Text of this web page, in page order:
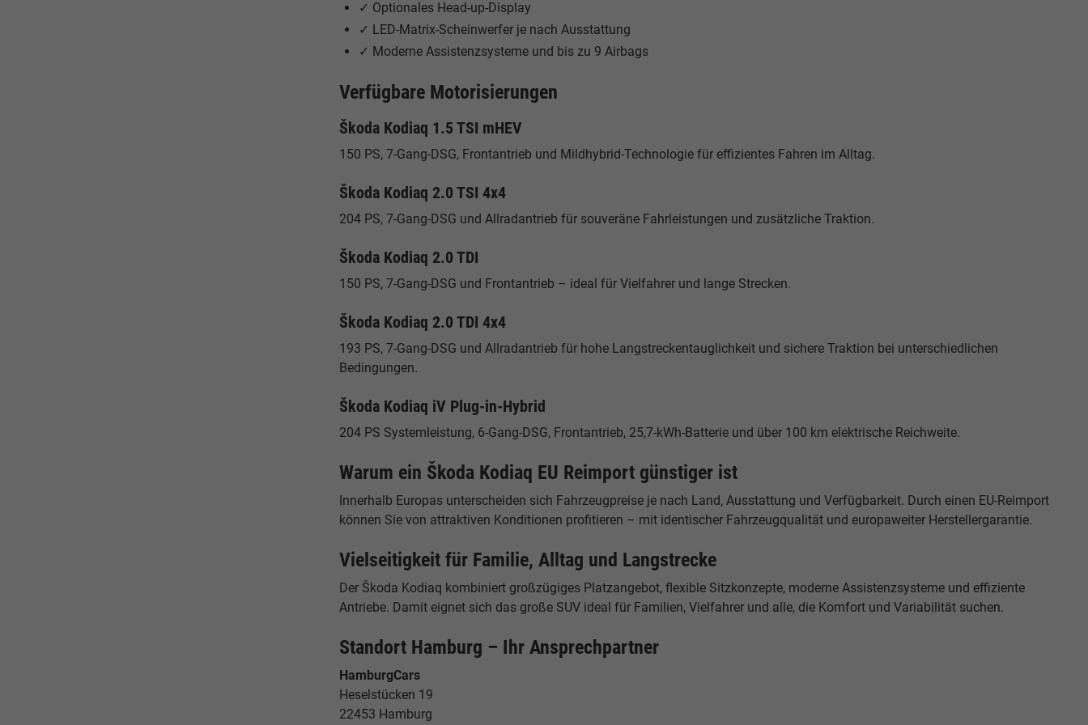
✓ Optionales Head-up-Display
✓ LED-Matrix-Scheinwerfer je nach Ausstattung
✓ Moderne Assistenzsysteme und bis zu 9 Airbags
Verfügbare Motorisierungen
Škoda Kodiaq 1.5 TSI mHEV
150 PS, 7-Gang-DSG, Frontantrieb und Mildhybrid-Technologie für effizientes Fahren im Alltag.
Škoda Kodiaq 2.0 TSI 4x4
204 PS, 7-Gang-DSG und Allradantrieb für souveräne Fahrleistungen und zusätzliche Traktion.
Škoda Kodiaq 2.0 TDI
150 PS, 7-Gang-DSG und Frontantrieb – ideal für Vielfahrer und lange Strecken.
Škoda Kodiaq 2.0 TDI 4x4
193 PS, 7-Gang-DSG und Allradantrieb für hohe Langstreckentauglichkeit und sichere Traktion bei unterschiedlichen
Bedingungen.
Škoda Kodiaq iV Plug-in-Hybrid
204 PS Systemleistung, 6-Gang-DSG, Frontantrieb, 25,7-kWh-Batterie und über 100 km elektrische Reichweite.
Warum ein Škoda Kodiaq EU Reimport günstiger ist
Innerhalb Europas unterscheiden sich Fahrzeugpreise je nach Land, Ausstattung und Verfügbarkeit. Durch einen EU-Reimport
können Sie von attraktiven Konditionen profitieren – mit identischer Fahrzeugqualität und europaweiter Herstellergarantie.
Vielseitigkeit für Familie, Alltag und Langstrecke
Der Škoda Kodiaq kombiniert großzügiges Platzangebot, flexible Sitzkonzepte, moderne Assistenzsysteme und effiziente
Antriebe. Damit eignet sich das große SUV ideal für Familien, Vielfahrer und alle, die Komfort und Variabilität suchen.
Standort Hamburg – Ihr Ansprechpartner
HamburgCars
Heselstücken 19
22453 Hamburg